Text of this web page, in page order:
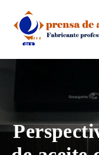
content